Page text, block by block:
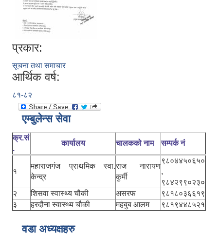
प्रकार:
सूचना तथा समाचार
आर्थिक वर्ष:
८१-८२
एम्बुलेन्स सेवा
क्र.सं
.
कार्यालय चालकको नाम सम्पर्क नं
१
महाराजगंज प्राथमिक स्वा.
केन्द्र
राज नारायण
कुर्मी
९८०४४५०६५०
,
९८४२९९०२३०
२
शिसवा स्वास्थ्य चौकी असरफ
९८१८०३६६१९
३
हरदौना स्वास्थ्य चौकी महबुब आलम ९८१९४४८५२१
वडा अध्यक्षहरु